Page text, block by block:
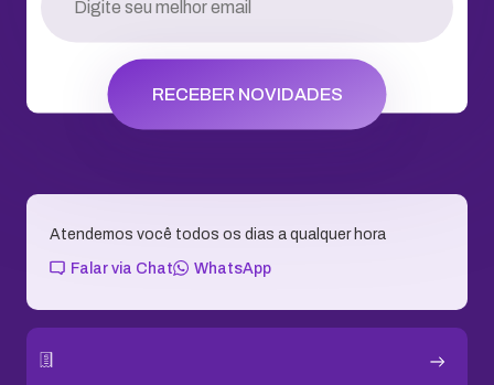
RECEBER NOVIDADES
Atendemos você todos os dias a qualquer hora
Falar via Chat WhatsApp